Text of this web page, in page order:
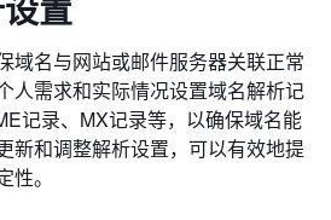
域名与网站或邮件服务器关联正常
人需求和实际情况设置域名解析记
记录、MX记录等，以确保域名能
新和调整解析设置，可以有效地提
。